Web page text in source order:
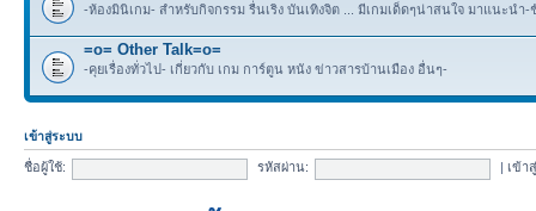
-ห้องมินิเกม- สำหรับกิจกรรม รื่นเริง บันเทิงจิต ... มีเกมเด็ดๆน่าสนใจ มาแนะนำ
=o= Other Talk=o=
-คุยเรื่องทั่วไป- เกี่ยวกับ เกม การ์ตูน หนัง ข่าวสารบ้านเมือง อื่นๆ-
เข้าสู่ระบบ
ชื่อผู้ใช้: รหัสผ่าน: เข้า